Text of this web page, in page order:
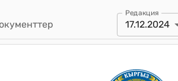
Редакция
17.12.2024